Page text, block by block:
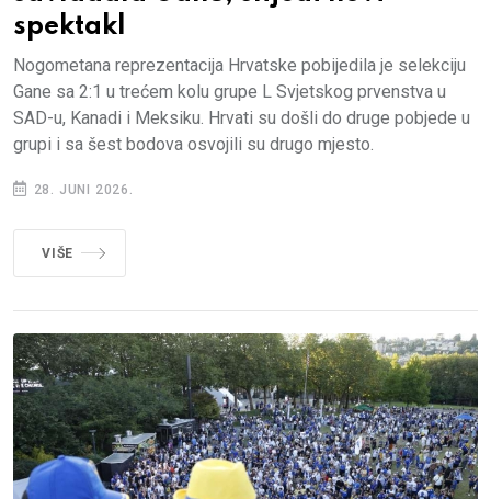
spektakl
Nogometana reprezentacija Hrvatske pobijedila je selekciju
Gane sa 2:1 u trećem kolu grupe L Svjetskog prvenstva u
SAD-u, Kanadi i Meksiku. Hrvati su došli do druge pobjede u
grupi i sa šest bodova osvojili su drugo mjesto.
28. JUNI 2026.
VIŠE